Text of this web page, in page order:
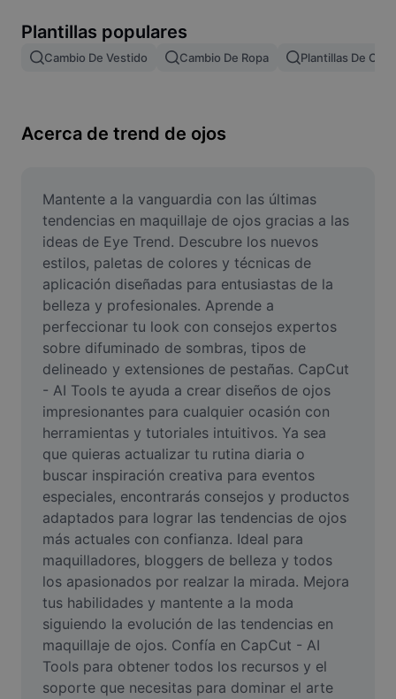
Image merge
Resize Image
Meme Generator
AI Text Remover
AI People Remover
AI Inpainting
Face Cutout
Video
Remove video BG
Enhance quality
Video Editor
Trim Video
Add Subtitles To Video
Video Converter
Plantillas populares
Cambio De Vestido Cambio De Ropa Plantillas De
Acerca de trend de ojos
Mantente a la vanguardia con las últimas
tendencias en maquillaje de ojos gracias a las
ideas de Eye Trend. Descubre los nuevos
estilos, paletas de colores y técnicas de
aplicación diseñadas para entusiastas de la
belleza y profesionales. Aprende a
perfeccionar tu look con consejos expertos
sobre difuminado de sombras, tipos de
delineado y extensiones de pestañas. CapCut
- AI Tools te ayuda a crear diseños de ojos
impresionantes para cualquier ocasión con
herramientas y tutoriales intuitivos. Ya sea
que quieras actualizar tu rutina diaria o
buscar inspiración creativa para eventos
especiales, encontrarás consejos y productos
adaptados para lograr las tendencias de ojos
más actuales con confianza. Ideal para
maquilladores, bloggers de belleza y todos
los apasionados por realzar la mirada. Mejora
tus habilidades y mantente a la moda
siguiendo la evolución de las tendencias en
maquillaje de ojos. Confía en CapCut - AI
Tools para obtener todos los recursos y el
soporte que necesitas para dominar el arte